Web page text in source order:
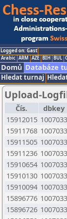
Logged on: Gast
Arabic ARM AZE BIH BUL
Domů Databáze
Hledat turnaj
Upload-
Čís. dbkey
15912015 1007033
15911768 1007033
15911505 1007033
15911236 1007033
15910654 1007033
15910130 1007033
15910094 1007033
15896776 1007033
15896726 1007033